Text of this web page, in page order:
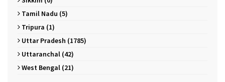
Tamil Nadu (5)
Tripura (1)
Uttar Pradesh (1785)
Uttaranchal (42)
West Bengal (21)